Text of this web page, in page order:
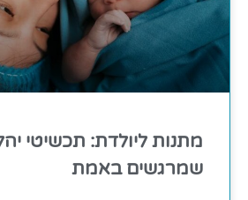
מתנות ליולדת: תכשיטי
שמרגשים באמת